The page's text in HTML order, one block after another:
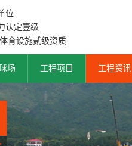
位
认定壹级
育设施贰级资质
场 工程项目 工程资讯